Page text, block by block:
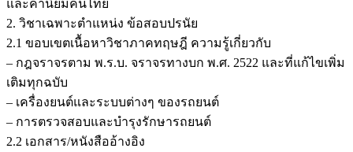
และค่านิยมคนไทย
2. วิชาเฉพาะตำแหน่ง ข้อสอบปรนัย
2.1 ขอบเขตเนื้อหาวิชาภาคทฤษฎี ความรู้เกี่ยวกับ
– กฎจราจรตาม พ.ร.บ. จราจรทางบก พ.ศ. 2522 และที่แก้ไขเพิ่ม
เติมทุกฉบับ
– เครื่องยนต์และระบบต่างๆ ของรถยนต์
– การตรวจสอบและบำรุงรักษารถยนต์
2.2 เอกสาร/หนังสืออ้างอิง